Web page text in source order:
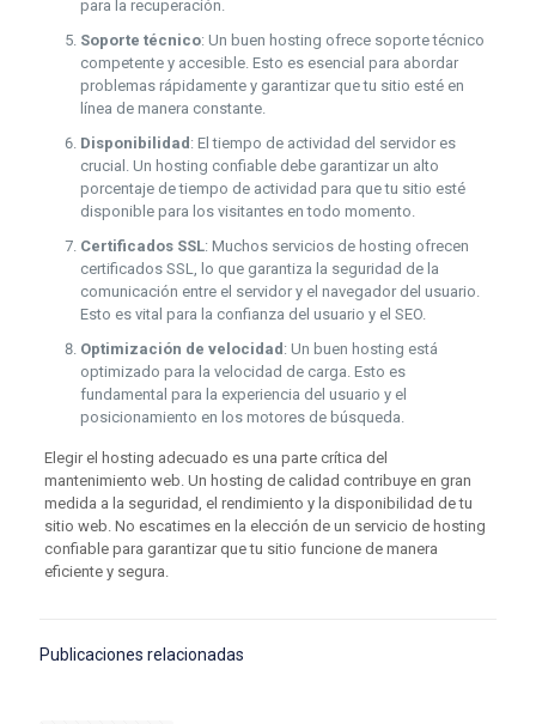
para la recuperación.
Soporte técnico: Un buen hosting ofrece soporte técnico
competente y accesible. Esto es esencial para abordar
problemas rápidamente y garantizar que tu sitio esté en
línea de manera constante.
Disponibilidad : El tiempo de actividad del servidor es
crucial. Un hosting confiable debe garantizar un alto
porcentaje de tiempo de actividad para que tu sitio esté
disponible para los visitantes en todo momento.
Certificados SSL: Muchos servicios de hosting ofrecen
certificados SSL, lo que garantiza la seguridad de la
comunicación entre el servidor y el navegador del usuario.
Esto es vital para la confianza del usuario y el SEO.
Optimización de velocidad : Un buen hosting está
optimizado para la velocidad de carga. Esto es
fundamental para la experiencia del usuario y el
posicionamiento en los motores de búsqueda.
Elegir el hosting adecuado es una parte crítica del
mantenimiento web. Un hosting de calidad contribuye en gran
medida a la seguridad, el rendimiento y la disponibilidad de tu
sitio web. No escatimes en la elección de un servicio de hosting
confiable para garantizar que tu sitio funcione de manera
eficiente y segura.
Publicaciones relacionadas